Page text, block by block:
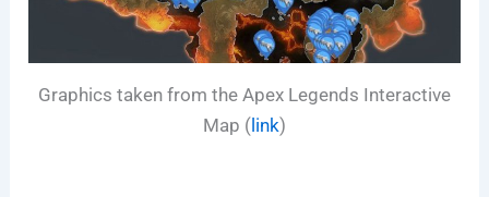
Graphics taken from the Apex Legends Interactive
Map (link)